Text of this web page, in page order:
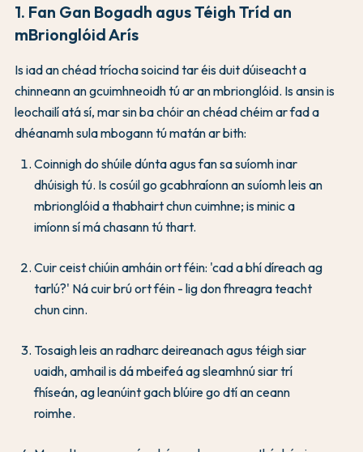
1. Fan Gan Bogadh agus Téigh Tríd an
mBrionglóid Arís
Is iad an chéad tríocha soicind tar éis duit dúiseacht a
chinneann an gcuimhneoidh tú ar an mbrionglóid. Is ansin is
leochailí atá sí, mar sin ba chóir an chéad chéim ar fad a
dhéanamh sula mbogann tú matán ar bith:
Coinnigh do shúile dúnta agus fan sa suíomh inar
dhúisigh tú. Is cosúil go gcabhraíonn an suíomh leis an
mbrionglóid a thabhairt chun cuimhne; is minic a
imíonn sí má chasann tú thart.
Cuir ceist chiúin amháin ort féin: 'cad a bhí díreach ag
tarlú?' Ná cuir brú ort féin - lig don fhreagra teacht
chun cinn.
Tosaigh leis an radharc deireanach agus téigh siar
uaidh, amhail is dá mbeifeá ag sleamhnú siar trí
fhíseán, ag leanúint gach blúire go dtí an ceann
roimhe.